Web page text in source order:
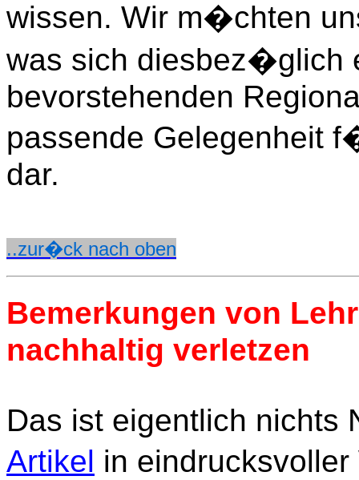
wissen. Wir m�chten
was sich diesbez�glich
bevorstehenden
passende Gelegenheit
dar.
..zur�ck nach oben
Bemerkungen von
nachhaltig verletzen
Das ist eigentlich nichts
Artikel in